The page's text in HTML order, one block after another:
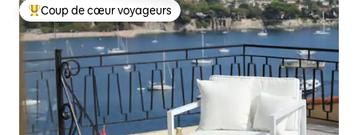
Coups de cœur voyageurs les plus appréciés
Coup de cœur voyageurs